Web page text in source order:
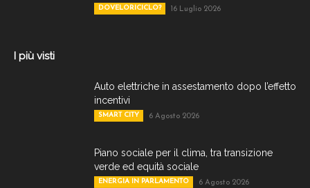
DOVELORICICLO? 16 Luglio 2026
I più visti
Auto elettriche in assestamento dopo l’effetto
incentivi
SMART CITY 6 Agosto 2026
Piano sociale per il clima, tra transizione
verde ed equità sociale
ENERGIA IN PARLAMENTO 6 Agosto 2026